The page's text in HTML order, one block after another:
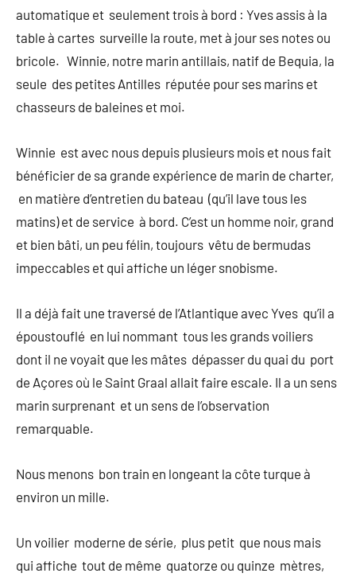
automatique et seulement trois à bord : Yves assis à la
table à cartes surveille la route, met à jour ses notes ou
bricole. Winnie, notre marin antillais, natif de Bequia, la
seule des petites Antilles réputée pour ses marins et
chasseurs de baleines et moi.
Winnie est avec nous depuis plusieurs mois et nous fait
bénéficier de sa grande expérience de marin de charter,
en matière d’entretien du bateau (qu’il lave tous les
matins) et de service à bord. C’est un homme noir, grand
et bien bâti, un peu félin, toujours vêtu de bermudas
impeccables et qui affiche un léger snobisme.
Il a déjà fait une traversé de l’Atlantique avec Yves qu’il a
époustouflé en lui nommant tous les grands voiliers
dont il ne voyait que les mâtes dépasser du quai du port
de Açores où le Saint Graal allait faire escale. Il a un sens
marin surprenant et un sens de l’observation
remarquable.
Nous menons bon train en longeant la côte turque à
environ un mille.
Un voilier moderne de série, plus petit que nous mais
qui affiche tout de même quatorze ou quinze mètres,